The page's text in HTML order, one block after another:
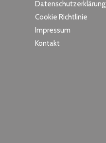
Datenschutzerklärung
Cookie Richtlinie
Impressum
Kontakt